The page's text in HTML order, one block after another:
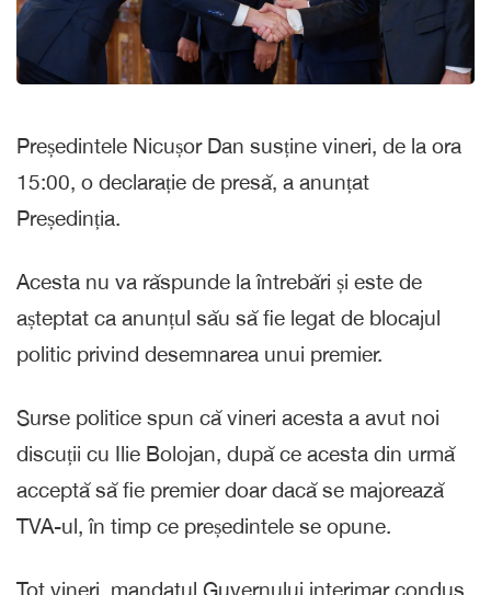
Președintele Nicușor Dan susține vineri, de la ora
15:00, o declarație de presă, a anunțat
Președinția.
Acesta nu va răspunde la întrebări și este de
așteptat ca anunțul său să fie legat de blocajul
politic privind desemnarea unui premier.
Surse politice spun că vineri acesta a avut noi
discuții cu Ilie Bolojan, după ce acesta din urmă
acceptă să fie premier doar dacă se majorează
TVA-ul, în timp ce președintele se opune.
Tot vineri, mandatul Guvernului interimar condus